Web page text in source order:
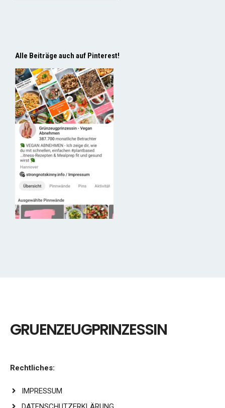
Alle Beiträge auch auf Pinterest!
GRUENZEUGPRINZESSIN
Rechtliches:
IMPRESSUM